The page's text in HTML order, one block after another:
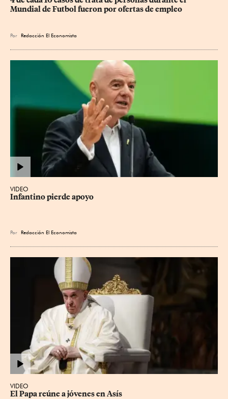
Mundial de Futbol fueron por ofertas de empleo
Por Redacción El Economista
VIDEO
Infantino pierde apoyo
Por Redacción El Economista
VIDEO
El Papa reúne a jóvenes en Asís